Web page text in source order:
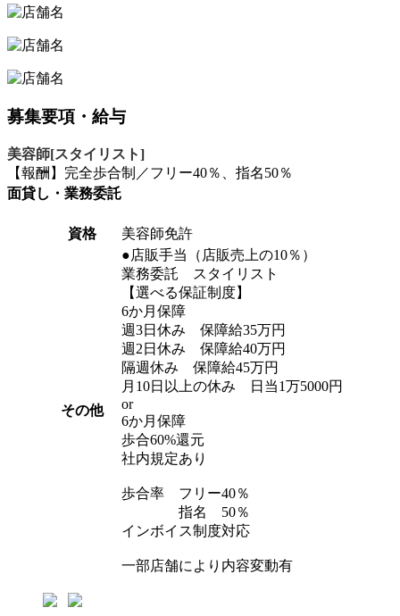
募集要項・給与
美容師[スタイリスト]
【報酬】完全歩合制／フリー40％、指名50％
面貸し・業務委託
資格 美容師免許
その他
●店販手当（店販売上の10％）
業務委託 スタイリスト
【選べる保証制度】
6か月保障
週3日休み 保障給35万円
週2日休み 保障給40万円
隔週休み 保障給45万円
月10日以上の休み 日当1万5000円
or
6か月保障
歩合60%還元
社内規定あり
歩合率 フリー40％
指名 50％
インボイス制度対応
一部店舗により内容変動有